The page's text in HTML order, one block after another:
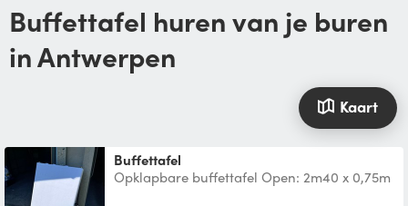
Buffettafel huren van je buren
in Antwerpen
Kaart
Buffettafel
Opklapbare buffettafel Open: 2m40 x 0,75m